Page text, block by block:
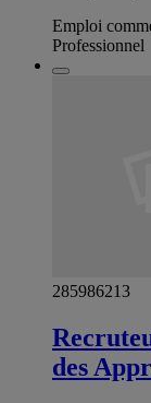
Emploi
Professionnel
285986213
des